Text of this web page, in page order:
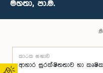
මහතා, පා.ම.
කාරක සභාව